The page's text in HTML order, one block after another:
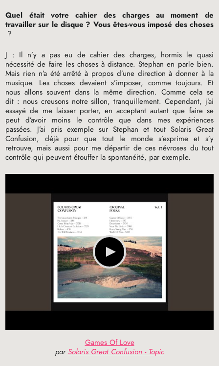
Quel était votre cahier des charges au moment de
travailler sur le disque ? Vous êtes-vous imposé des choses
?
J : Il n’y a pas eu de cahier des charges, hormis le quasi
nécessité de faire les choses à distance. Stephan en parle bien.
Mais rien n’a été arrêté à propos d’une direction à donner à la
musique. Les choses devaient s’imposer, comme toujours. Et
nous allons souvent dans la même direction. Comme cela se
dit : nous creusons notre sillon, tranquillement. Cependant, j’ai
essayé de me laisser porter, en acceptant autant que faire se
peut d’avoir moins le contrôle que dans mes expériences
passées. J’ai pris exemple sur Stephan et tout Solaris Great
Confusion, déjà pour que tout le monde s’exprime et s’y
retrouve, mais aussi pour me départir de ces névroses du tout
contrôle qui peuvent étouffer la spontanéité, par exemple.
Games Of Love
parSolaris Great Confusion - Topic